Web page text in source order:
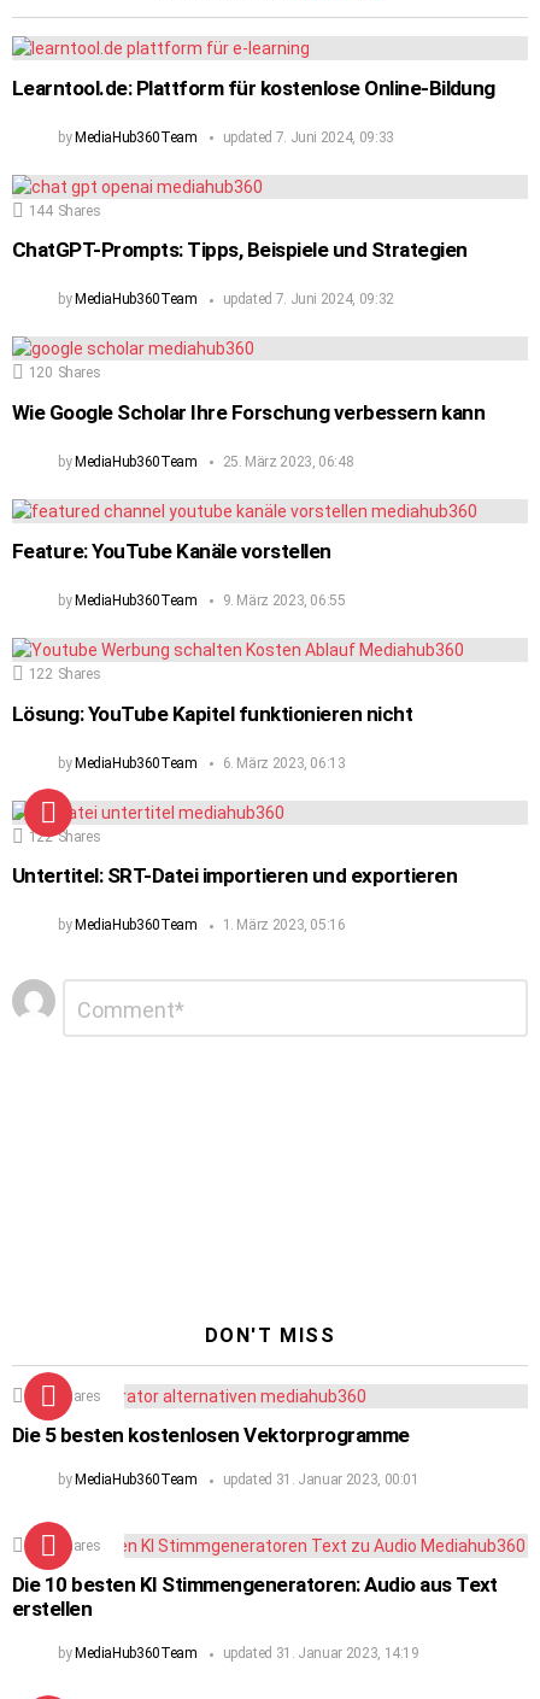
Learntool.de: Plattform für kostenlose Online-Bildung
byMediaHub360Team updated 7. Juni 2024, 09:33
144 Shares
ChatGPT-Prompts: Tipps, Beispiele und Strategien
by MediaHub360Team updated 7. Juni 2024, 09:32
120 Shares
Wie Google Scholar Ihre Forschung verbessern kann
by MediaHub360Team 25. März 2023, 06:48
Feature: YouTube Kanäle vorstellen
byMediaHub360Team 9. März 2023, 06:55
122 Shares
Lösung: YouTube Kapitel funktionieren nicht
byMediaHub360Team 6. März 2023, 06:13
122 Shares
Untertitel: SRT-Datei importieren und exportieren
by MediaHub360Team 1. März 2023, 05:16
Schreibe
einen
Kommentar
DON'T MISS
Shares
Die 5 besten kostenlosen Vektorprogramme
by MediaHub360Team updated 31. Januar 2023, 00:01
Shares
Die 10 besten KI Stimmengeneratoren: Audio aus Text
erstellen
by MediaHub360Team updated 31. Januar 2023, 14:19